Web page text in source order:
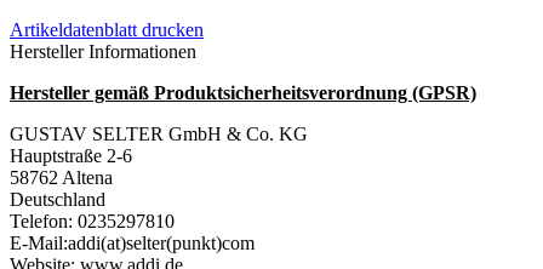
Artikeldatenblatt drucken
Hersteller Informationen
Hersteller gemäß Produktsicherheitsverordnung (GPSR)
GUSTAV SELTER GmbH & Co. KG
Hauptstraße 2-6
58762 Altena
Deutschland
Telefon: 0235297810
E-Mail:addi(at)selter(punkt)com
Website: www.addi.de